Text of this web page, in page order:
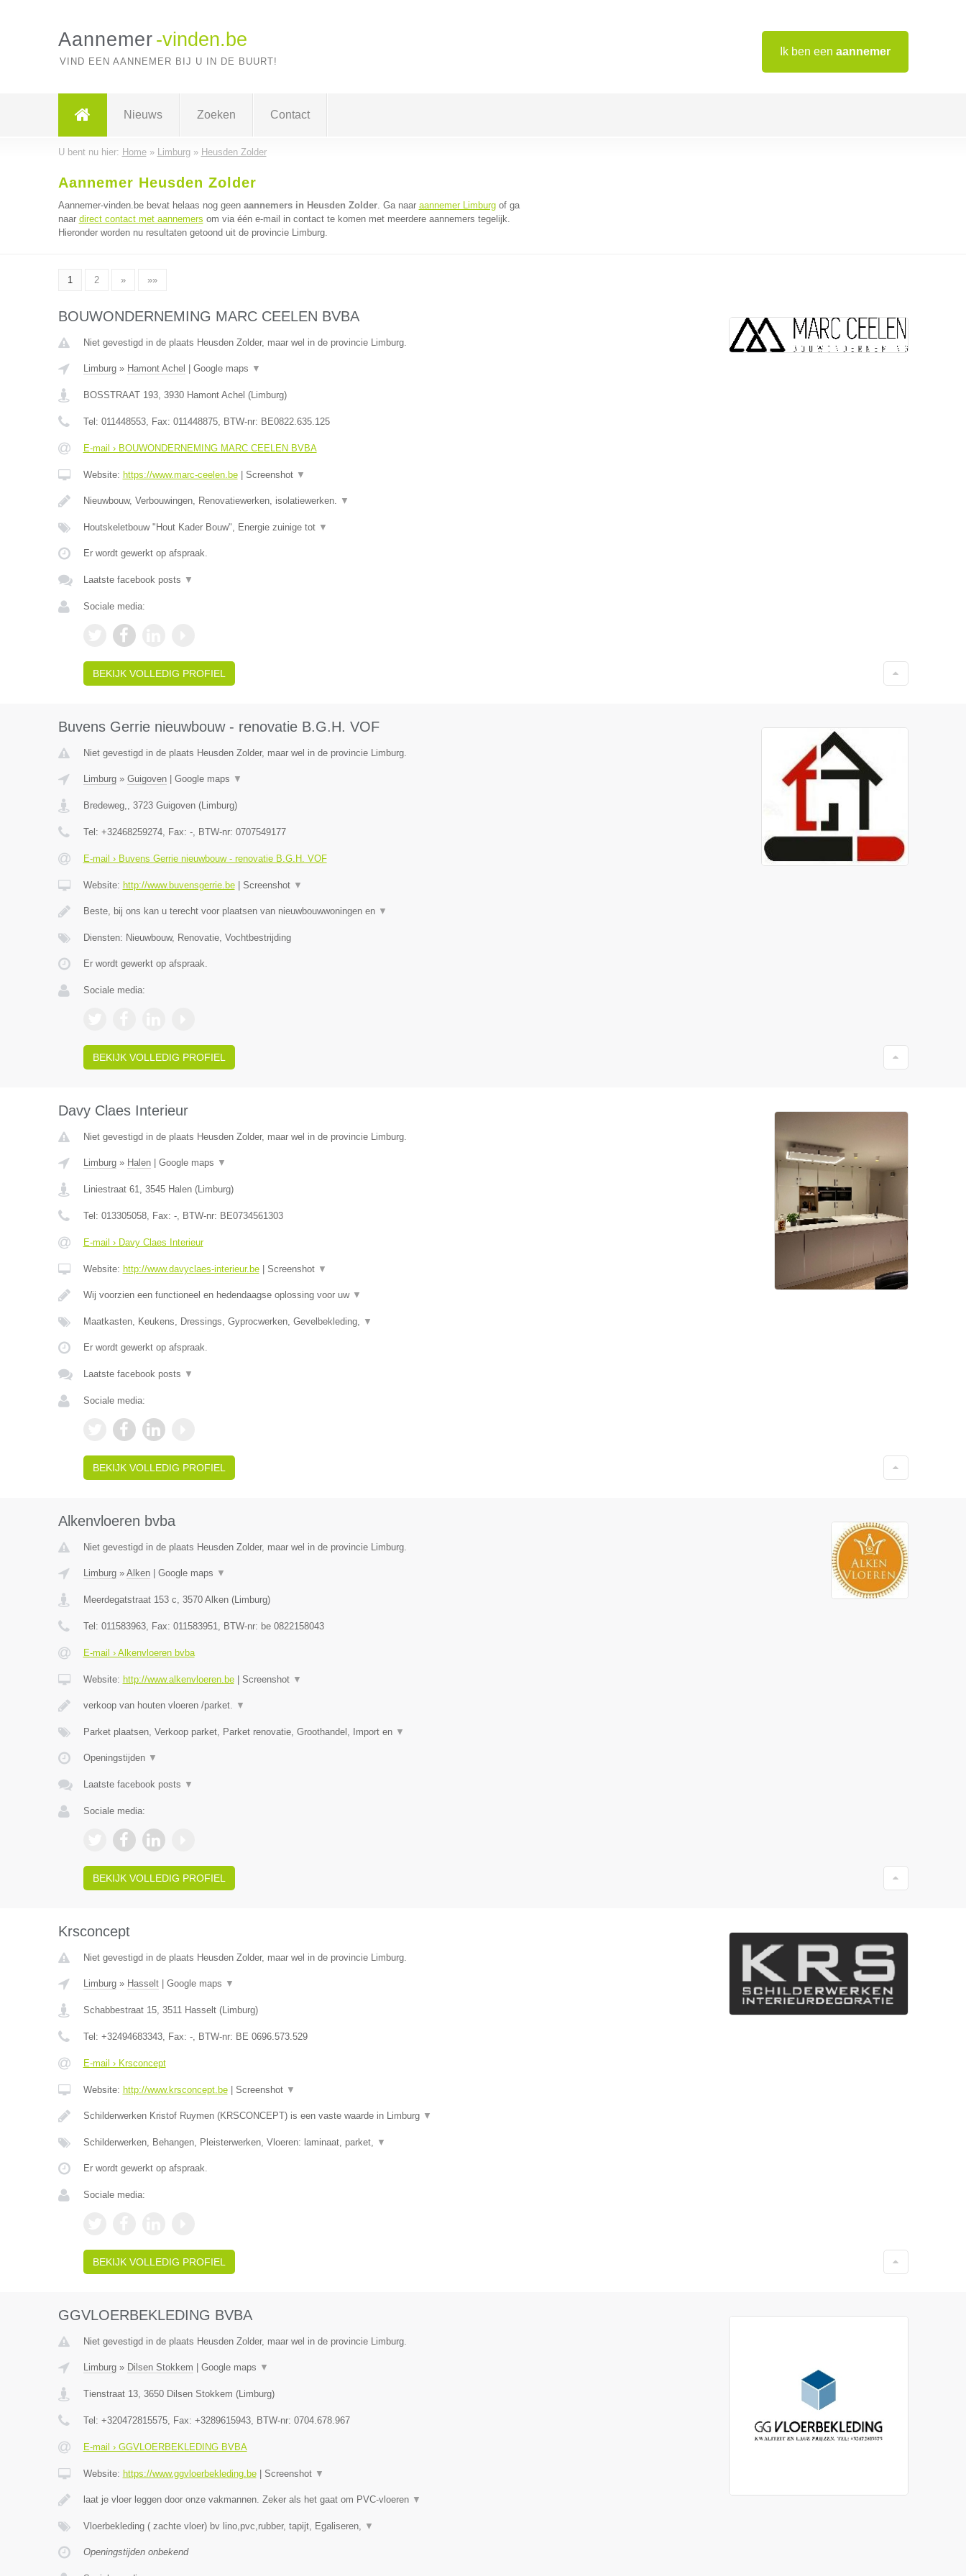
Ik ben een aannemer
Aannemer -vinden.be
VIND EEN AANNEMER BIJ U IN DE BUURT!
Nieuws Zoeken Contact
U bent nu hier: Home» Limburg» Heusden Zolder
Aannemer Heusden Zolder
Aannemer-vinden.be bevat helaas nog geen aannemers in Heusden Zolder. Ga naar aannemer Limburgof ga
naar direct contact met aannemers om via één e-mail in contact te komen met meerdere aannemers tegelijk.
Hieronder worden nu resultaten getoond uit de provincie Limburg.
1 2 » »»
BOUWONDERNEMING MARC CEELEN BVBA
Niet gevestigd in de plaats Heusden Zolder, maar wel in de provincie Limburg.
Limburg» Hamont Achel Google maps ▼
BOSSTRAAT 193, 3930 Hamont Achel (Limburg)
Tel: 011448553, Fax: 011448875, BTW-nr: BE0822.635.125
E-mail › BOUWONDERNEMING MARC CEELEN BVBA
Website: https://www.marc-ceelen.be| Screenshot ▼
Nieuwbouw, Verbouwingen, Renovatiewerken, isolatiewerken. ▼
Houtskeletbouw "Hout Kader Bouw", Energie zuinige tot ▼
Er wordt gewerkt op afspraak.
Laatste facebook posts ▼
Sociale media:
BEKIJK VOLLEDIG PROFIEL
Buvens Gerrie nieuwbouw - renovatie B.G.H. VOF
Niet gevestigd in de plaats Heusden Zolder, maar wel in de provincie Limburg.
Limburg» Guigoven| Google maps ▼
Bredeweg,, 3723 Guigoven(Limburg)
Tel: +32468259274, Fax: -, BTW-nr: 0707549177
E-mail › Buvens Gerrie nieuwbouw - renovatie B.G.H. VOF
Website: http://www.buvensgerrie.be| Screenshot ▼
Beste, bij ons kan u terecht voor plaatsen van nieuwbouwwoningen en ▼
Diensten: Nieuwbouw, Renovatie, Vochtbestrijding
Er wordt gewerkt op afspraak.
Sociale media:
BEKIJK VOLLEDIG PROFIEL
Davy Claes Interieur
Niet gevestigd in de plaats Heusden Zolder, maar wel in de provincie Limburg.
Limburg» Halen| Google maps ▼
Liniestraat 61, 3545 Halen(Limburg)
Tel: 013305058, Fax: -, BTW-nr: BE0734561303
E-mail › Davy Claes Interieur
Website: http://www.davyclaes-interieur.be| Screenshot ▼
Wij voorzien een functioneel en hedendaagse oplossing voor uw ▼
Maatkasten, Keukens, Dressings, Gyprocwerken, Gevelbekleding, ▼
Er wordt gewerkt op afspraak.
Laatste facebook posts ▼
Sociale media:
BEKIJK VOLLEDIG PROFIEL
Alkenvloeren bvba
Niet gevestigd in de plaats Heusden Zolder, maar wel in de provincie Limburg.
Limburg» Alken| Google maps ▼
Meerdegatstraat 153 c, 3570 Alken(Limburg)
Tel: 011583963, Fax: 011583951, BTW-nr: be 0822158043
E-mail › Alkenvloeren bvba
Website: http://www.alkenvloeren.be| Screenshot ▼
verkoop van houten vloeren /parket. ▼
Parket plaatsen, Verkoop parket, Parket renovatie, Groothandel, Import en ▼
Openingstijden ▼
Laatste facebook posts ▼
Sociale media:
BEKIJK VOLLEDIG PROFIEL
Krsconcept
Niet gevestigd in de plaats Heusden Zolder, maar wel in de provincie Limburg.
Limburg» Hasselt| Google maps ▼
Schabbestraat 15, 3511 Hasselt(Limburg)
Tel: +32494683343, Fax: -, BTW-nr: BE 0696.573.529
E-mail › Krsconcept
Website: http://www.krsconcept.be| Screenshot ▼
Schilderwerken Kristof Ruymen (KRSCONCEPT) is een vaste waarde in Limburg ▼
Schilderwerken, Behangen, Pleisterwerken, Vloeren: laminaat, parket, ▼
Er wordt gewerkt op afspraak.
Sociale media:
BEKIJK VOLLEDIG PROFIEL
GGVLOERBEKLEDING BVBA
Niet gevestigd in de plaats Heusden Zolder, maar wel in de provincie Limburg.
Limburg» Dilsen Stokkem Google maps ▼
Tienstraat 13, 3650 Dilsen Stokkem (Limburg)
Tel: +320472815575, Fax: +3289615943, BTW-nr: 0704.678.967
E-mail › GGVLOERBEKLEDING BVBA
Website: https://www.ggvloerbekleding.be| Screenshot ▼
laat je vloer leggen door onze vakmannen. Zeker als het gaat om PVC-vloeren ▼
Vloerbekleding ( zachte vloer) bv lino,pvc,rubber, tapijt, Egaliseren, ▼
Openingstijden onbekend